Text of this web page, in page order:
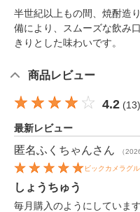
半世紀以上もの間、焼酎造
備により、スムーズな飲み
きりとした味わいです。
商品レビュー
4.2 (13)
最新レビュー
匿名ふくちゃんさん （
ビックカメラグ
しょうちゅう
毎月購入のようにしています